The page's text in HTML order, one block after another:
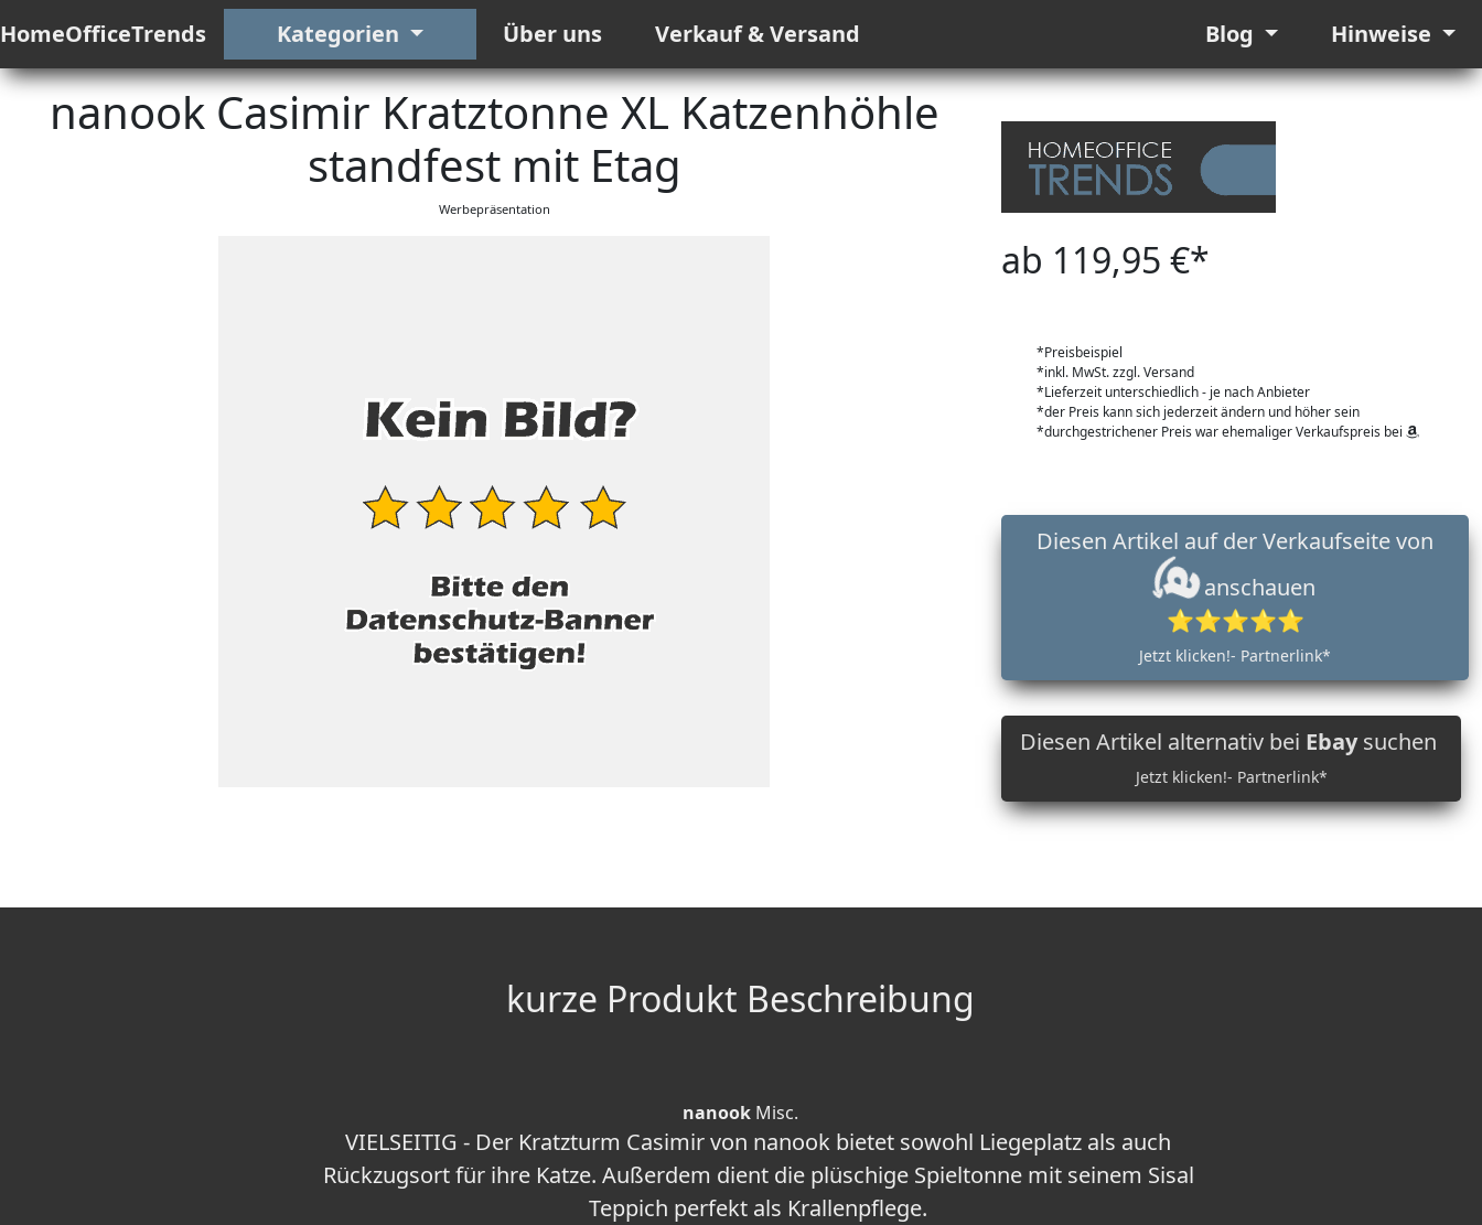
HomeOfficeTrends Kategorien Über uns Verkauf & Versand Blog Hinweise
nanook Casimir Kratztonne XL Katzenhöhle
standfest mit Etag
Werbepräsentation
ab 119,95 €*
*Preisbeispiel
*inkl. MwSt. zzgl. Versand
*Lieferzeit unterschiedlich - je nach Anbieter
*der Preis kann sich jederzeit ändern und höher sein
*durchgestrichener Preis war ehemaliger Verkaufspreis bei
anschauen
⭐⭐⭐⭐⭐
Jetzt klicken!- Partnerlink*
Diesen Artikel alternativ bei Ebaysuchen
Jetzt klicken!- Partnerlink*
kurze Produkt Beschreibung
nanook Misc.
VIELSEITIG - Der Kratzturm Casimir von nanook bietet sowohl Liegeplatz als auch
Rückzugsort für ihre Katze. Außerdem dient die plüschige Spieltonne mit seinem Sisal
Teppich perfekt als Krallenpflege.